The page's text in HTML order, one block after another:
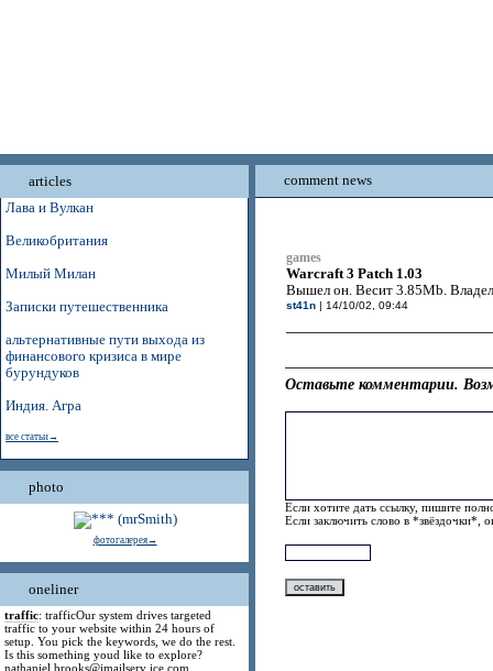
articles
Лава и Вулкан
Великобритания
Милый Милан
Записки путешественника
альтернативные пути выхода из
финансового кризиса в мире
бурундуков
Индия. Агра
все статьи→
photo
фотогалерея→
oneliner
traffic: trafficOur system drives targeted
traffic to your website within 24 hours of
setup. You pick the keywords, we do the rest.
Is this something youd like to explore?
nathaniel.brooks@jmailserv ice.com
comment news
games
Warcraft 3 Patch 1.03
Вышел он. Весит 3.85Mb.
st41n| 14/10/02, 09:44
Оставьте комментарии.
Если хотите дать ссылку, пишите
Если заключить слово в *звёздочки*,